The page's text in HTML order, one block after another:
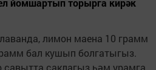
йомшартып торырга кирәк
лимон маена 10 грамм
бал кушып болгатыгыз.
саклагыз һәм урамга